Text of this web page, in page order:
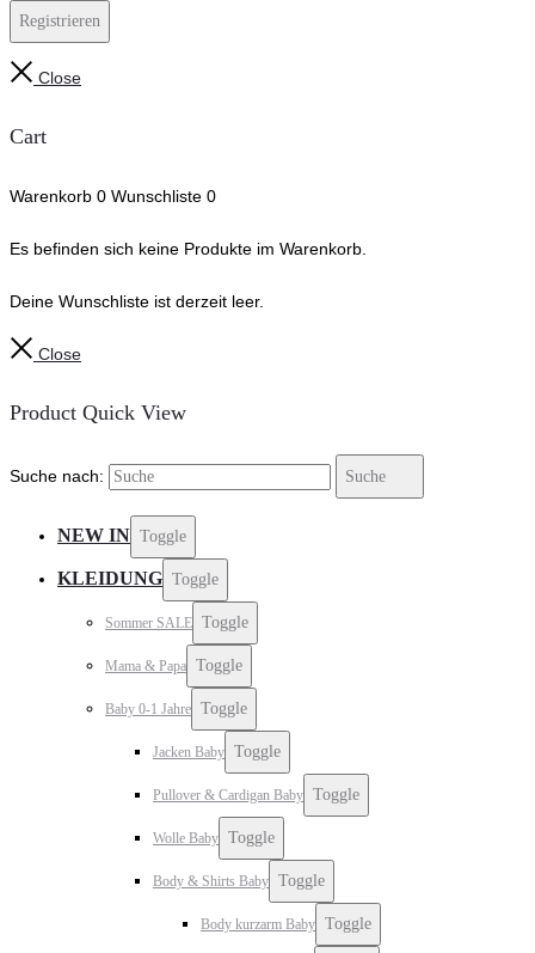
Registrieren
Close
Cart
Warenkorb 0 Wunschliste 0
Es befinden sich keine Produkte im Warenkorb.
Deine Wunschliste ist derzeit leer.
Close
Product Quick View
Suche nach: Suche
NEW IN Toggle
KLEIDUNG Toggle
Sommer SALE Toggle
Mama & Papa Toggle
Baby 0-1 Jahre Toggle
Jacken Baby Toggle
Pullover & Cardigan Baby Toggle
Wolle Baby Toggle
Body & Shirts Baby Toggle
Body kurzarm Baby Toggle